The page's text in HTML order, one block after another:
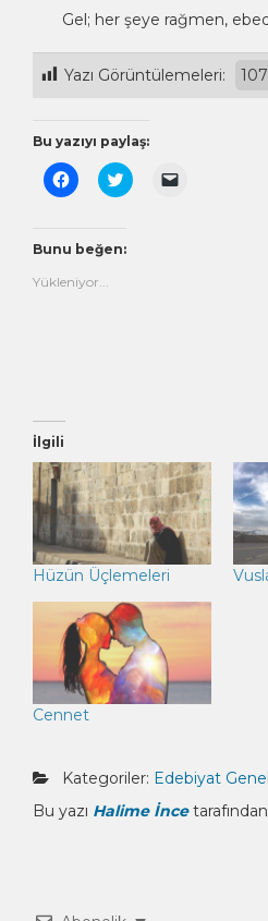
Gel; her şeye rağmen,
Yazı Görüntülemeleri: 107
Bu yazıyı paylaş:
Facebook'ta
paylaşmak
pencerede
açılır)
Twitter
üzerinde
(Yeni
Bunu beğen:
Yükleniyor...
İlgili
Hüzün Üçlemeleri
Cennet
Kategoriler: Edebiyat Genel
Bu yazı Halime İncetarafından